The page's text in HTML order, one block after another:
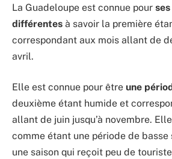
La Guadeloupe est connue pour
différentes à savoir la première
correspondant aux mois allant de
avril.
Elle est connue pour être une
deuxième étant humide et
allant de juin jusqu’à novembre.
comme étant une période de basse
une saison qui reçoit peu de